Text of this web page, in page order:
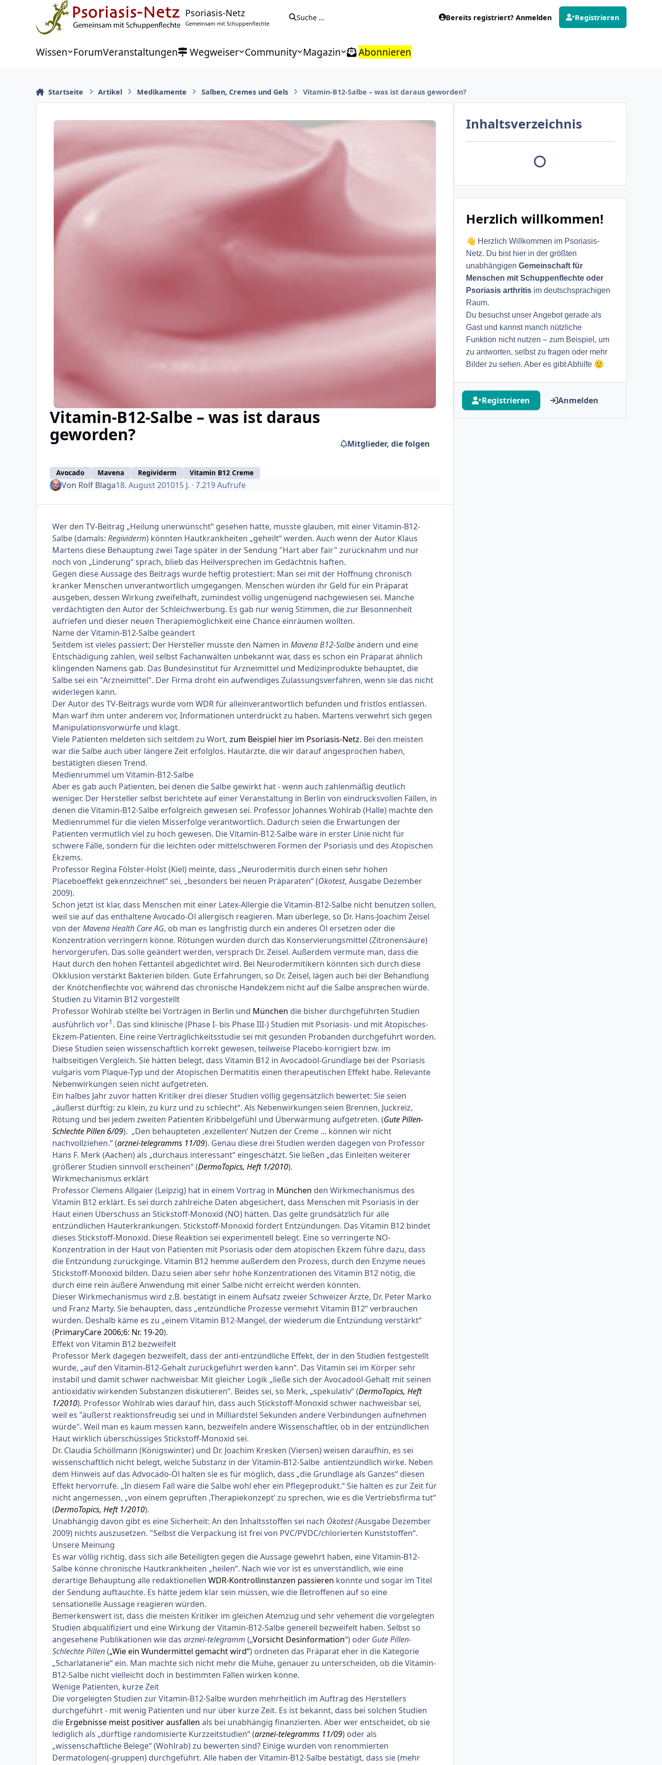
Zu Inhalt springen
Psoriasis-Netz
Gemeinsam mit Schuppenflechte
Suche … Bereits registriert? Anmelden Registrieren
Wissen ForumVeranstaltungen Wegweiser Community Magazin Abonnieren
Startseite Artikel Medikamente Salben, Cremes und Gels Vitamin-B12-Salbe – was ist daraus geworden?
Vitamin-B12-Salbe – was ist daraus
geworden?
Avocado Mavena Regividerm Vitamin B12 Creme
Mitglieder, die folgen
Von Rolf Blaga18. August 201015 J. · 7.219 Aufrufe
Wer den TV-Beitrag „Heilung unerwünscht“ gesehen hatte, musste glauben, mit einer Vitamin-B12-
Salbe (damals: Regividerm) könnten Hautkrankheiten „geheilt“ werden. Auch wenn der Autor Klaus
Martens diese Behauptung zwei Tage später in der Sendung "Hart aber fair" zurücknahm und nur
noch von „Linderung“ sprach, blieb das Heilversprechen im Gedächtnis haften.
Gegen diese Aussage des Beitrags wurde heftig protestiert: Man sei mit der Hoffnung chronisch
kranker Menschen unverantwortlich umgegangen. Menschen würden ihr Geld für ein Präparat
ausgeben, dessen Wirkung zweifelhaft, zumindest völlig ungenügend nachgewiesen sei. Manche
verdächtigten den Autor der Schleichwerbung. Es gab nur wenig Stimmen, die zur Besonnenheit
aufriefen und dieser neuen Therapiemöglichkeit eine Chance einräumen wollten.
Name der Vitamin-B12-Salbe geändert
Seitdem ist vieles passiert: Der Hersteller musste den Namen in Mavena B12-Salbeändern und eine
Entschädigung zahlen, weil selbst Fachanwälten unbekannt war, dass es schon ein Präparat ähnlich
klingenden Namens gab. Das Bundesinstitut für Arzneimittel und Medizinprodukte behauptet, die
Salbe sei ein "Arzneimittel". Der Firma droht ein aufwendiges Zulassungsverfahren, wenn sie das nicht
widerlegen kann.
Der Autor des TV-Beitrags wurde vom WDR für alleinverantwortlich befunden und fristlos entlassen.
Man warf ihm unter anderem vor, Informationen unterdrückt zu haben. Martens verwehrt sich gegen
Manipulationsvorwürfe und klagt.
Viele Patienten meldeten sich seitdem zu Wort, zum Beispiel hier im Psoriasis-Netz. Bei den meisten
war die Salbe auch über längere Zeit erfolglos. Hautärzte, die wir darauf angesprochen haben,
bestätigten diesen Trend.
Medienrummel um Vitamin-B12-Salbe
Aber es gab auch Patienten, bei denen die Salbe gewirkt hat - wenn auch zahlenmäßig deutlich
weniger. Der Hersteller selbst berichtete auf einer Veranstaltung in Berlin von eindrucksvollen Fällen, in
denen die Vitamin-B12-Salbe erfolgreich gewesen sei. Professor Johannes Wohlrab (Halle) machte den
Medienrummel für die vielen Misserfolge verantwortlich. Dadurch seien die Erwartungen der
Patienten vermutlich viel zu hoch gewesen. Die Vitamin-B12-Salbe wäre in erster Linie nicht für
schwere Fälle, sondern für die leichten oder mittelschweren Formen der Psoriasis und des Atopischen
Ekzems.
Professor Regina Fölster-Holst (Kiel) meinte, dass „Neurodermitis durch einen sehr hohen
Placeboeffekt gekennzeichnet“ sei, „besonders bei neuen Präparaten“ (Ökotest, Ausgabe Dezember
2009).
Schon jetzt ist klar, dass Menschen mit einer Latex-Allergie die Vitamin-B12-Salbe nicht benutzen sollen,
weil sie auf das enthaltene Avocado-Öl allergisch reagieren. Man überlege, so Dr. Hans-Joachim Zeisel
von derMavena Health Care AG, ob man es langfristig durch ein anderes Öl ersetzen oder die
Konzentration verringern könne. Rötungen würden durch das Konservierungsmittel (Zitronensäure)
hervorgerufen. Das solle geändert werden, versprach Dr. Zeisel. Außerdem vermute man, dass die
Haut durch den hohen Fettanteil abgedichtet wird. Bei Neurodermitikern könnten sich durch diese
Okklusion verstärkt Bakterien bilden. Gute Erfahrungen, so Dr. Zeisel, lägen auch bei der Behandlung
der Knötchenflechte vor, während das chronische Handekzem nicht auf die Salbe ansprechen würde.
Studien zu Vitamin B12 vorgestellt
Professor Wohlrab stellte bei Vorträgen in Berlin und München die bisher durchgeführten Studien
ausführlich vor1 . Das sind klinische (Phase I- bis Phase III-) Studien mit Psoriasis- und mit Atopisches-
Ekzem-Patienten. Eine reine Verträglichkeitsstudie sei mit gesunden Probanden durchgeführt worden.
Diese Studien seien wissenschaftlich korrekt gewesen, teilweise Placebo-korrigiert bzw. im
halbseitigen Vergleich. Sie hätten belegt, dass Vitamin B12 in Avocadoöl-Grundlage bei der Psoriasis
vulgaris vom Plaque-Typ und der Atopischen Dermatitis einen therapeutischen Effekt habe. Relevante
Nebenwirkungen seien nicht aufgetreten.
Ein halbes Jahr zuvor hatten Kritiker drei dieser Studien völlig gegensätzlich bewertet: Sie seien
„äußerst dürftig: zu klein, zu kurz und zu schlecht“. Als Nebenwirkungen seien Brennen, Juckreiz,
Rötung und bei jedem zweiten Patienten Kribbelgefühl und Überwärmung aufgetreten. (Gute Pillen-
Schlechte Pillen 6/09). „Den behaupteten ,exzellenten‘ Nutzen der Creme ... können wir nicht
nachvollziehen.“ (arznei-telegramms 11/09). Genau diese drei Studien werden dagegen von Professor
Hans F. Merk (Aachen) als „durchaus interessant“ eingeschätzt. Sie ließen „das Einleiten weiterer
größerer Studien sinnvoll erscheinen“ (DermoTopics, Heft 1/2010).
Wirkmechanismus erklärt
Professor Clemens Allgaier (Leipzig) hat in einem Vortrag in München den Wirkmechanismus des
Vitamin B12 erklärt. Es sei durch zahlreiche Daten abgesichert, dass Menschen mit Psoriasis in der
Haut einen Überschuss an Stickstoff-Monoxid (NO) hätten. Das gelte grundsätzlich für alle
entzündlichen Hauterkrankungen. Stickstoff-Monoxid fördert Entzündungen. Das Vitamin B12 bindet
dieses Stickstoff-Monoxid. Diese Reaktion sei experimentell belegt. Eine so verringerte NO-
Konzentration in der Haut von Patienten mit Psoriasis oder dem atopischen Ekzem führe dazu, dass
die Entzündung zurückginge. Vitamin B12 hemme außerdem den Prozess, durch den Enzyme neues
Stickstoff-Monoxid bilden. Dazu seien aber sehr hohe Konzentrationen des Vitamin B12 nötig, die
durch eine rein äußere Anwendung mit einer Salbe nicht erreicht werden könnten.
Dieser Wirkmechanismus wird z.B. bestätigt in einem Aufsatz zweier Schweizer Ärzte, Dr. Peter Marko
und Franz Marty. Sie behaupten, dass „entzündliche Prozesse vermehrt Vitamin B12“ verbrauchen
würden. Deshalb käme es zu „einem Vitamin B12-Mangel, der wiederum die Entzündung verstärkt“
(PrimaryCare 2006;6: Nr. 19-20).
Effekt von Vitamin B12 bezweifelt
Professor Merk dagegen bezweifelt, dass der anti-entzündliche Effekt, der in den Studien festgestellt
wurde, „auf den Vitamin-B12-Gehalt zurückgeführt werden kann“. Das Vitamin sei im Körper sehr
instabil und damit schwer nachweisbar. Mit gleicher Logik „ließe sich der Avocadoöl-Gehalt mit seinen
antioxidativ wirkenden Substanzen diskutieren“. Beides sei, so Merk, „spekulativ“ (DermoTopics, Heft
1/2010). Professor Wohlrab wies darauf hin, dass auch Stickstoff-Monoxid schwer nachweisbar sei,
weil es "äußerst reaktionsfreudig sei und in Milliardstel Sekunden andere Verbindungen aufnehmen
würde". Weil man es kaum messen kann, bezweifeln andere Wissenschaftler, ob in der entzündlichen
Haut wirklich überschüssiges Stickstoff-Monoxid sei.
Dr. Claudia Schöllmann (Königswinter) und Dr. Joachim Kresken (Viersen) weisen daraufhin, es sei
wissenschaftlich nicht belegt, welche Substanz in der Vitamin-B12-Salbe antientzündlich wirke. Neben
dem Hinweis auf das Advocado-Öl halten sie es für möglich, dass „die Grundlage als Ganzes“ diesen
Effekt hervorrufe. „In diesem Fall wäre die Salbe wohl eher ein Pflegeprodukt.“ Sie halten es zur Zeit für
nicht angemessen, „von einem geprüften ,Therapiekonzept‘ zu sprechen, wie es die Vertriebsfirma tut“
(DermoTopics, Heft 1/2010).
Unabhängig davon gibt es eine Sicherheit: An den Inhaltsstoffen sei nach Ökotest (Ausgabe Dezember
2009) nichts auszusetzen. "Selbst die Verpackung ist frei von PVC/PVDC/chlorierten Kunststoffen“.
Unsere Meinung
Es war völlig richtig, dass sich alle Beteiligten gegen die Aussage gewehrt haben, eine Vitamin-B12-
Salbe könne chronische Hautkrankheiten „heilen“. Nach wie vor ist es unverständlich, wie eine
derartige Behauptung alle redaktionellen WDR-Kontrollinstanzen passieren konnte und sogar im Titel
der Sendung auftauchte. Es hätte jedem klar sein müssen, wie die Betroffenen auf so eine
sensationelle Aussage reagieren würden.
Bemerkenswert ist, dass die meisten Kritiker im gleichen Atemzug und sehr vehement die vorgelegten
Studien abqualifiziert und eine Wirkung der Vitamin-B12-Salbe generell bezweifelt haben. Selbst so
angesehene Publikationen wie das arznei-telegramm („Vorsicht Desinformation“) oder Gute Pillen-
Schlechte Pillen(„Wie ein Wundermittel gemacht wird“) ordneten das Präparat eher in die Kategorie
„Scharlatanerie“ ein. Man machte sich nicht mehr die Mühe, genauer zu unterscheiden, ob die Vitamin-
B12-Salbe nicht vielleicht doch in bestimmten Fällen wirken könne.
Wenige Patienten, kurze Zeit
Die vorgelegten Studien zur Vitamin-B12-Salbe wurden mehrheitlich im Auftrag des Herstellers
durchgeführt - mit wenig Patienten und nur über kurze Zeit. Es ist bekannt, dass bei solchen Studien
die Ergebnisse meist positiver ausfallen als bei unabhängig finanzierten. Aber wer entscheidet, ob sie
lediglich als „dürftige randomisierte Kurzzeitstudien“ (arznei-telegramms 11/09) oder als
„wissenschaftliche Belege“ (Wohlrab) zu bewerten sind? Einige wurden von renommierten
Dermatologen(-gruppen) durchgeführt. Alle haben der Vitamin-B12-Salbe bestätigt, dass sie (mehr
Inhaltsverzeichnis
Herzlich willkommen!
👋 Herzlich Willkommen im Psoriasis-
Netz. Du bist hier in der größten
unabhängigenGemeinschaft für
Menschen mit Schuppenflechte oder
Psoriasis arthritis im deutschsprachigen
Raum.
Du besuchst unser Angebot gerade als
Gast und kannst manch nützliche
Funktion nicht nutzen – zum Beispiel, um
zu antworten, selbst zu fragen oder mehr
Bilder zu sehen. Aber es gibt Abhilfe 🙂
Registrieren Anmelden